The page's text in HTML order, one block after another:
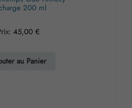
200 ml
45,00 €
au Panier